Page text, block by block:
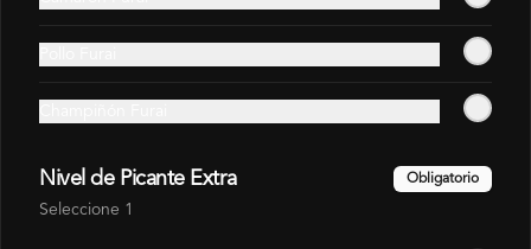
Nivel de Picante Extra Obligatorio
Seleccione 1